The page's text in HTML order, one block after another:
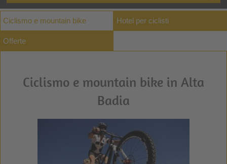
Ciclismo e mountain bike Hotel per ciclisti
Offerte
Ciclismo e mountain bike in Alta
Badia